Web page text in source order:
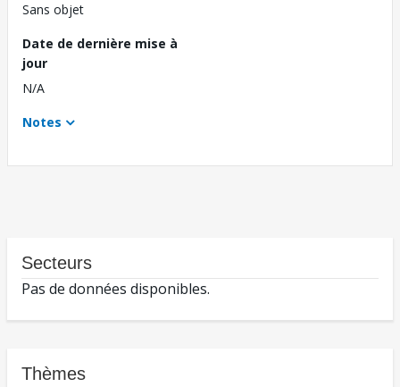
Sans objet
Date de dernière mise à
jour
N/A
Notes
Secteurs
Pas de données disponibles.
Thèmes